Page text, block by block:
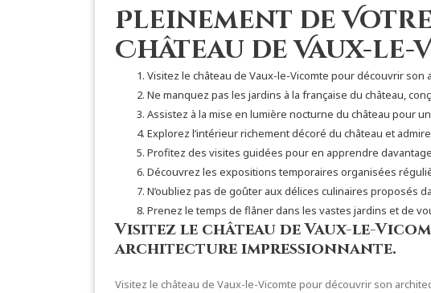
Pleinement de
Château de Vaux-le-
Visitez le château de Vaux-le-Vicomte pour découvrir son
Ne manquez pas les jardins à la française du château,
Assistez à la mise en lumière nocturne du château pour
Explorez l’intérieur richement décoré du château et
Profitez des visites guidées pour en apprendre
Découvrez les expositions temporaires organisées
N’oubliez pas de goûter aux délices culinaires proposés
Prenez le temps de flâner dans les vastes jardins et de
Visitez le château de Vaux-le-
architecture impressionnante.
Visitez le château de Vaux-le-Vicomte pour découvrir son